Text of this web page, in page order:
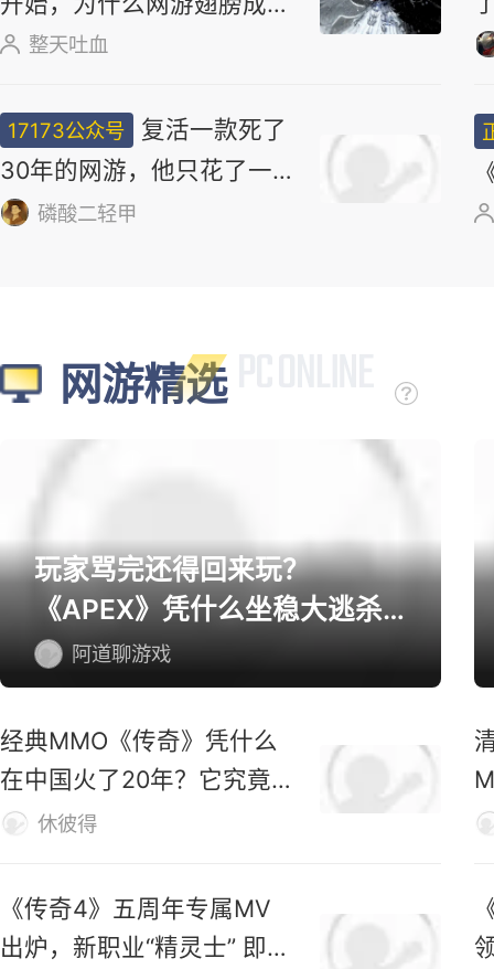
么被钉在国产游戏耻辱柱上？
17173妖气山
正经小弟
正惊漫谈：从MU
开始，为什么网游翅膀成
了"躲不掉的刚需"？
整天吐血
30年的网游，他只花了一
个周末磷酸二轻甲
网游精选
玩家骂完还得回来玩？
《APEX》凭什么坐稳大逃杀
第一桌？
阿道聊游戏
经典MMO《传奇》凭什么